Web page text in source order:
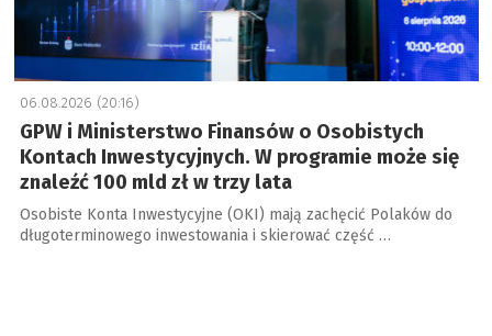
06.08.2026 (20:16)
GPW i Ministerstwo Finansów o Osobistych
Kontach Inwestycyjnych. W programie może się
znaleźć 100 mld zł w trzy lata
Osobiste Konta Inwestycyjne (OKI) mają zachęcić Polaków do
długoterminowego inwestowania i skierować część …